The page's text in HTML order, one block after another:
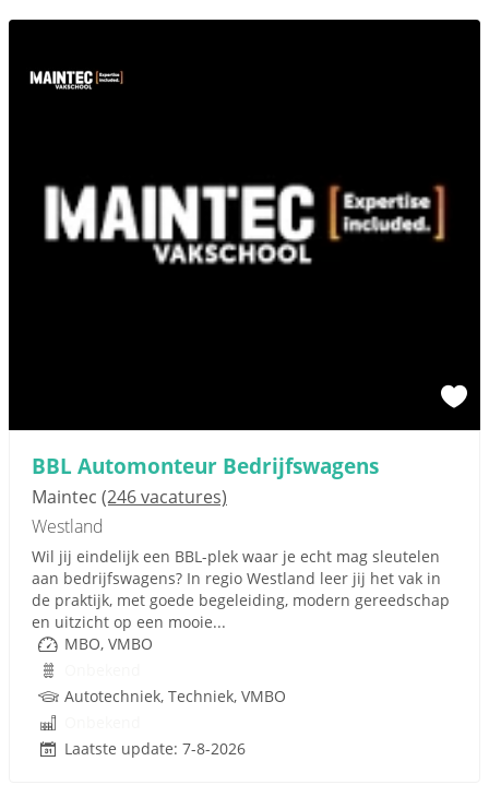
BBL Automonteur Bedrijfswagens
Maintec (246 vacatures)
Westland
Wil jij eindelijk een BBL-plek waar je echt mag sleutelen
aan bedrijfswagens? In regio Westland leer jij het vak in
de praktijk, met goede begeleiding, modern gereedschap
en uitzicht op een mooie...
MBO, VMBO
Autotechniek, Techniek, VMBO
Laatste update: 7-8-2026